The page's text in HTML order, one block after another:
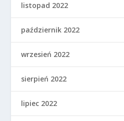
listopad 2022
październik 2022
wrzesień 2022
sierpień 2022
lipiec 2022